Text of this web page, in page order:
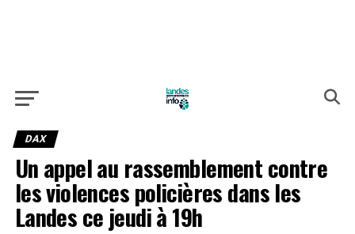
DAX
Un appel au rassemblement contre
les violences policières dans les
Landes ce jeudi à 19h